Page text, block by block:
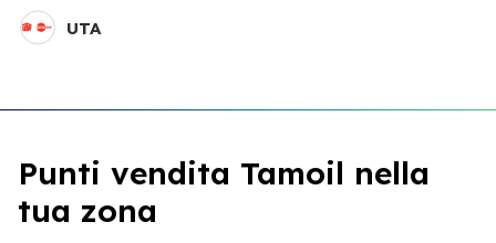
UTA
Punti vendita Tamoil nella
tua zona